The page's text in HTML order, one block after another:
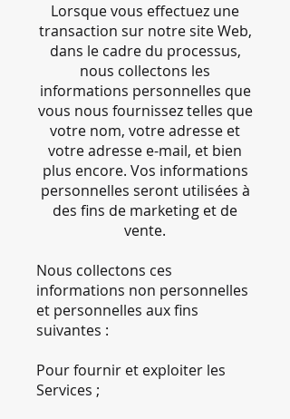
Lorsque vous effectuez une
transaction sur notre site Web,
dans le cadre du processus,
nous collectons les
informations personnelles que
vous nous fournissez telles que
votre nom, votre adresse et
votre adresse e-mail, et bien
plus encore. Vos informations
personnelles seront utilisées à
des fins de marketing et de
vente.
Nous collectons ces
informations non personnelles
et personnelles aux fins
suivantes :
Pour fournir et exploiter les
Services ;